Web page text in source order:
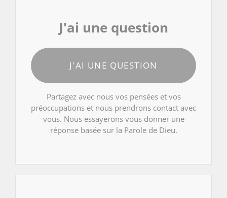
J'ai une question
J'AI UNE QUESTION
Partagez avec nous vos pensées et vos
préoccupations et nous prendrons contact avec
vous. Nous essayerons vous donner une
réponse basée sur la Parole de Dieu.